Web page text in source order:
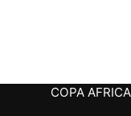
COPA